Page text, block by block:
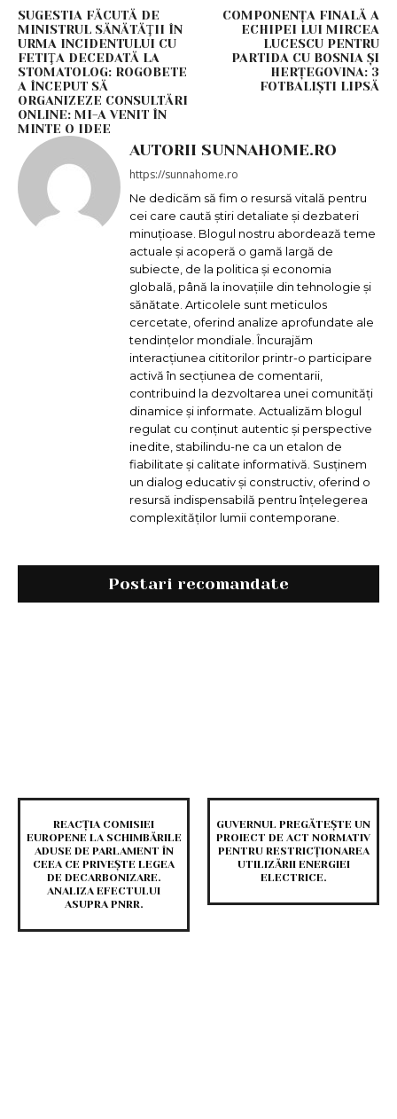
SUGESTIA FĂCUTĂ DE
MINISTRUL SĂNĂTĂŢII ÎN
URMA INCIDENTULUI CU
FETIŢA DECEDATĂ LA
STOMATOLOG: ROGOBETE
A ÎNCEPUT SĂ
ORGANIZEZE CONSULTĂRI
ONLINE: MI-A VENIT ÎN
MINTE O IDEE
COMPONENȚA FINALĂ A
ECHIPEI LUI MIRCEA
LUCESCU PENTRU
PARTIDA CU BOSNIA ȘI
HERȚEGOVINA: 3
FOTBALIȘTI LIPSĂ
AUTORII SUNNAHOME.RO
https://sunnahome.ro
Ne dedicăm să fim o resursă vitală pentru
cei care caută știri detaliate și dezbateri
minuțioase. Blogul nostru abordează teme
actuale și acoperă o gamă largă de
subiecte, de la politica și economia
globală, până la inovațiile din tehnologie și
sănătate. Articolele sunt meticulos
cercetate, oferind analize aprofundate ale
tendințelor mondiale. Încurajăm
interacțiunea cititorilor printr-o participare
activă în secțiunea de comentarii,
contribuind la dezvoltarea unei comunități
dinamice și informate. Actualizăm blogul
regulat cu conținut autentic și perspective
inedite, stabilindu-ne ca un etalon de
fiabilitate și calitate informativă. Susținem
un dialog educativ și constructiv, oferind o
resursă indispensabilă pentru înțelegerea
complexităților lumii contemporane.
Postari recomandate
REACȚIA COMISIEI
EUROPENE LA SCHIMBĂRILE
ADUSE DE PARLAMENT ÎN
CEEA CE PRIVEȘTE LEGEA
DE DECARBONIZARE.
ANALIZA EFECTULUI
ASUPRA PNRR.
GUVERNUL PREGĂTEȘTE UN
PROIECT DE ACT NORMATIV
PENTRU RESTRICȚIONAREA
UTILIZĂRII ENERGIEI
ELECTRICE.